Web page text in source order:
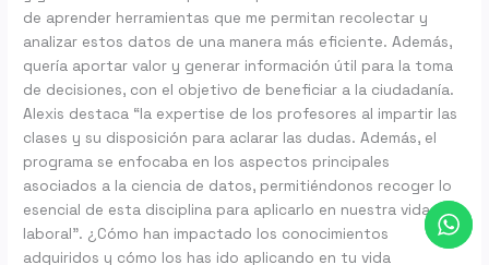
de aprender herramientas que me permitan recolectar y
analizar estos datos de una manera más eficiente. Además,
quería aportar valor y generar información útil para la toma
de decisiones, con el objetivo de beneficiar a la ciudadanía.
Alexis destaca “la expertise de los profesores al impartir las
clases y su disposición para aclarar las dudas. Además, el
programa se enfocaba en los aspectos principales
asociados a la ciencia de datos, permitiéndonos recoger lo
esencial de esta disciplina para aplicarlo en nuestra vida
laboral”. ¿Cómo han impactado los conocimientos
adquiridos y cómo los has ido aplicando en tu vida